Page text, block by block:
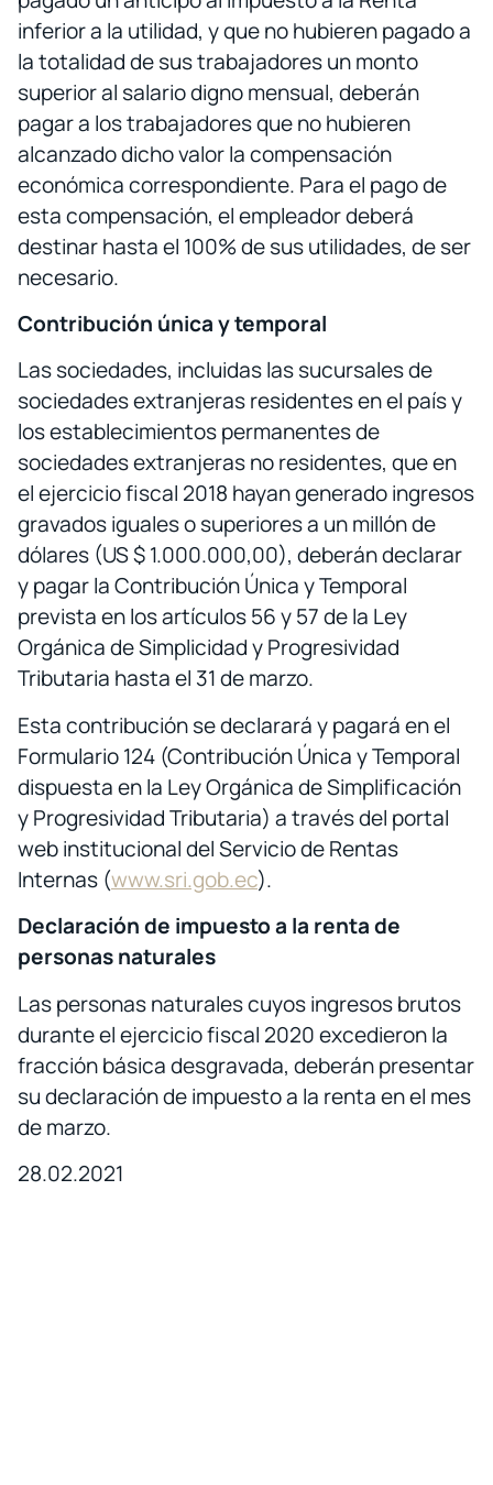
inferior a la utilidad, y que no hubieren pagado a
la totalidad de sus trabajadores un monto
superior al salario digno mensual, deberán
pagar a los trabajadores que no hubieren
alcanzado dicho valor la compensación
económica correspondiente. Para el pago de
esta compensación, el empleador deberá
destinar hasta el 100% de sus utilidades, de ser
necesario.
Contribución única y temporal
Las sociedades, incluidas las sucursales de
sociedades extranjeras residentes en el país y
los establecimientos permanentes de
sociedades extranjeras no residentes, que en
el ejercicio fiscal 2018 hayan generado ingresos
gravados iguales o superiores a un millón de
dólares (US $ 1.000.000,00), deberán declarar
y pagar la Contribución Única y Temporal
prevista en los artículos 56 y 57 de la Ley
Orgánica de Simplicidad y Progresividad
Tributaria hasta el 31 de marzo.
Esta contribución se declarará y pagará en el
Formulario 124 (Contribución Única y Temporal
dispuesta en la Ley Orgánica de Simplificación
y Progresividad Tributaria) a través del portal
web institucional del Servicio de Rentas
Internas (www.sri.gob.ec).
Declaración de impuesto a la renta de
personas naturales
Las personas naturales cuyos ingresos brutos
durante el ejercicio fiscal 2020 excedieron la
fracción básica desgravada, deberán presentar
su declaración de impuesto a la renta en el mes
de marzo.
28.02.2021